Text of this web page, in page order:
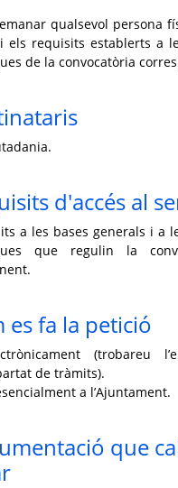
qualsevol persona
els requisits establerts a
de la convocatòria
d'accés al
a les bases generals i a
que regulin la
es fa la petició
(trobareu
de tràmits).
a l’Ajuntament.
que